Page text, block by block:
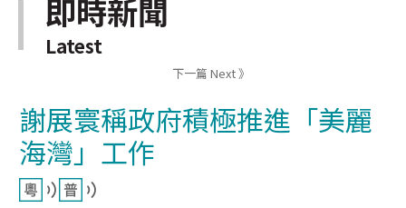
即時新聞
Latest
下一篇 Next 》
謝展寰稱政府積極推進「美麗
海灣」工作